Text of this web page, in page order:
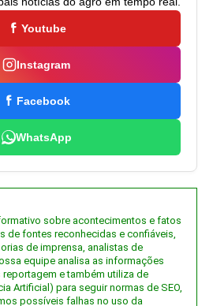
Youtube
Instagram
Facebook
WhatsApp
sobre acontecimentos e fatos
de fontes reconhecidas e confiáveis,
de imprensa, analistas de
equipe analisa as informações
e também utiliza de
Artificial) para seguir normas de SEO,
possíveis falhas no uso da